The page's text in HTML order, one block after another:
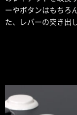
ーやボタンはもちろ
た、レバーの突き出